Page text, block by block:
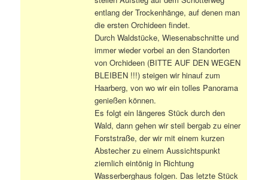
entlang der Trockenhänge, auf denen man
die ersten Orchideen findet.
Durch Waldstücke, Wiesenabschnitte und
immer wieder vorbei an den Standorten
von Orchideen (BITTE AUF DEN WEGEN
BLEIBEN !!!) steigen wir hinauf zum
Haarberg, von wo wir ein tolles Panorama
genießen können.
Es folgt ein längeres Stück durch den
Wald, dann gehen wir steil bergab zu einer
Forststraße, der wir mit einem kurzen
Abstecher zu einem Aussichtspunkt
ziemlich eintönig in Richtung
Wasserberghaus folgen. Das letzte Stück